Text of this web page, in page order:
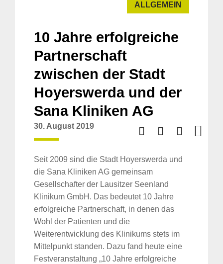
ALLGEMEIN
10 Jahre erfolgreiche
Partnerschaft
zwischen der Stadt
Hoyerswerda und der
Sana Kliniken AG
30. August 2019
Seit 2009 sind die Stadt Hoyerswerda und
die Sana Kliniken AG gemeinsam
Gesellschafter der Lausitzer Seenland
Klinikum GmbH. Das bedeutet 10 Jahre
erfolgreiche Partnerschaft, in denen das
Wohl der Patienten und die
Weiterentwicklung des Klinikums stets im
Mittelpunkt standen. Dazu fand heute eine
Festveranstaltung „10 Jahre erfolgreiche